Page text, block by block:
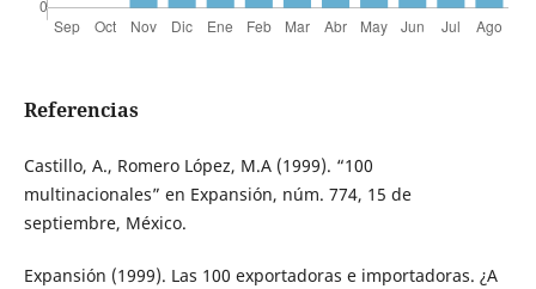
Referencias
Castillo, A., Romero López, M.A (1999). “100
multinacionales” en Expansión, núm. 774, 15 de
septiembre, México.
Expansión (1999). Las 100 exportadoras e importadoras. ¿A